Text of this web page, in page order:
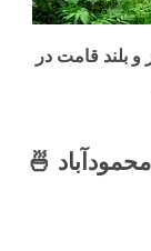
بلند قامت در
🍜